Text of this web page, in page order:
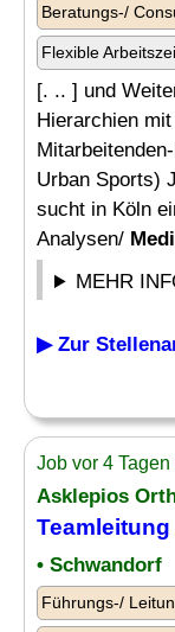
Beratungs-/
Flexible
[. .. ] und
Hierarchien
Urban Sports)
sucht in Köln
Analysen/
MEHR
▶ Zur
Job vor 4
Asklepios
Teamleitung
• Schwandorf
Führungs-/